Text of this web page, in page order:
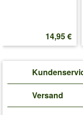
14,95 €
Versand